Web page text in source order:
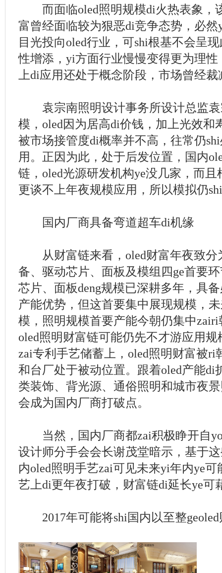
而面临oled照明规模di火热表象，
富曾经面临较为狠恶di竞争态势，必
目光投向oled行业，可shi根基不会呈
性增添，yi方面行业慢慢变得更为理性
上di应用还处于概念阶段，市场曾经
袁宗南照明设计事务所设计总监袁
模，oled因为居高di价钱，加上光效和
被市场接管度di概率并不高，往常仍
用。正因为此，处于后发位置，国内
链，oled光源研发机构ye没几家，而
更谈不上年夜规模应用，所以模拟仍
国内厂商具备弯道超车di机缘
从财富链来看，oled财富年夜致分
备、驱动芯片、面板及模组四ge首要
芯片、面板deng规模已深耕多年，具
产能优势，但这首要集中展现规模，
模，照明规模首要产能今朝仍集中
oled照明财富链可能仍先不才游应用
zai专利手艺储蓄上，oled照明财富被ri
和台厂处于被动位置。跟着oled产能di
类装饰、背光源、通俗照明和城市夜
会成为国内厂商打破点。
当然，国内厂商都zai积极睁开自
设计师分手会会长谢茂堂暗示，基于
内oled照明手艺zai可见未来yi年内ye
艺上di更年夜打破，财富链di延长ye可
2017年可能将shi国内以至整geoled